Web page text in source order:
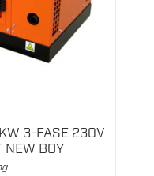
3-FASE 230V
NEW BOY